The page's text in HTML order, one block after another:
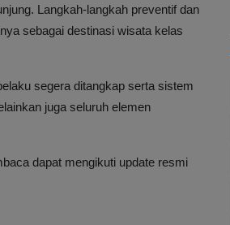
Langkah-langkah preventif dan
sebagai destinasi wisata kelas
segera ditangkap serta sistem
juga seluruh elemen
dapat mengikuti update resmi